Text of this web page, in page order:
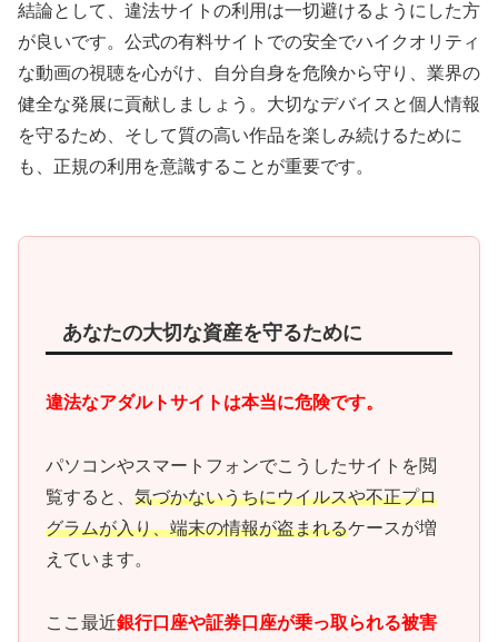
結論として、違法サイトの利用は一切避けるようにした方
が良いです。公式の有料サイトでの安全でハイクオリティ
な動画の視聴を心がけ、自分自身を危険から守り、業界の
健全な発展に貢献しましょう。大切なデバイスと個人情報
を守るため、そして質の高い作品を楽しみ続けるために
も、正規の利用を意識することが重要です。
あなたの大切な資産を守るために
違法なアダルトサイトは本当に危険です。
パソコンやスマートフォンでこうしたサイトを閲
覧すると、 気づかないうちにウイルスや不正プロ
グラムが入り、端末の情報が盗まれるケースが増
えています。
ここ最近銀行口座や証券口座が乗っ取られる被害